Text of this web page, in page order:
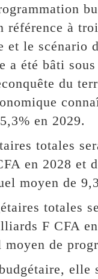
référence à
et le scénario
a été bâti
du
en 2029.
totales
en 2028 et
moyen de
totales
F CFA
de